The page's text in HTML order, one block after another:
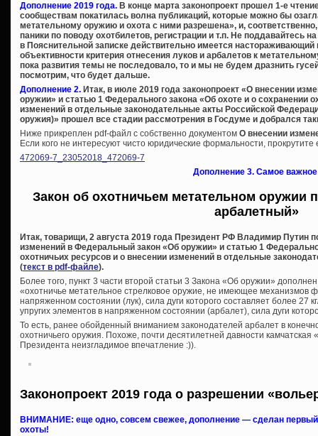
Дополнение 2019 года. В конце марта законопроект прошел 1-е
сообществам покатилась волна публикаций, которые можно бы
метательному оружию и охота с ними разрешена», и,
паники по поводу охотбилетов, регистрации и т.п. Не поддавайтесь
в Пояснительной записке действительно имеется
объективности критерия отнесения луков и арбалетов к
пока развития темы не последовало, то и мы не будем дразнить
посмотрим, что будет дальше.
Дополнение 2. Итак, в июле 2019 года законопроект «О внесении
оружии» и статью 1 Федерального закона «Об охоте и о сохранении
изменений в отдельные законодательные акты Российской
оружия)» прошел все стадии рассмотрения в Госдуме и добрался
Ниже прикреплен pdf-файл с собственно документом О внесении
Если кого не интересуют чисто юридические формальности, прокрутите
472069-7_23052018_472069-7
Дополнение 3. Самое
Закон об охотничьем метательном оружии
арбалетный»
Итак, товарищи, 2 августа 2019 года Президент РФ Владимир Путин
изменений в Федеральный закон «Об оружии» и статью 1
охотничьих ресурсов и о внесении изменений в отдельные
(текст в pdf-файле).
Более того, пункт 3 части второй статьи 3 Закона «Об оружии»
«охотничье метательное стрелковое оружие, не имеющее механизмов
напряженном состоянии (лук), сила дуги которого составляет более
упругих элементов в напряженном состоянии (арбалет), сила дуги
То есть, ранее обойденный вниманием законодателей арбалет в
охотничьего оружия. Похоже, почти десятилетней давности камчатская
Президента неизгладимое впечатление :)).
Законопроект 2019 года о разрешении
ВНИМАНИЕ: еще одно, совсем свежее, дополнение — сделан первый
охоты!